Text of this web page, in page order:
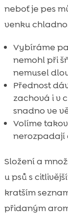
neboť je pes
venku
Vybíráme
nemohl při
nemusel
Přednost
zachová i v
snadno ve
Volíme
nerozpadají
Složení a
u psů s
kratším
přidaným